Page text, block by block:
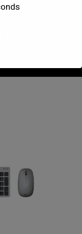
Grey